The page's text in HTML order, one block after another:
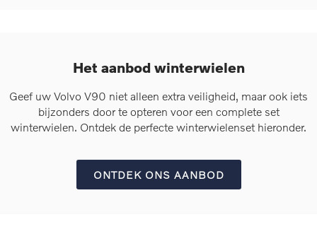
Het aanbod winterwielen
Geef uw Volvo V90 niet alleen extra veiligheid, maar ook iets
bijzonders door te opteren voor een complete set
winterwielen. Ontdek de perfecte winterwielenset hieronder.
ONTDEK ONS AANBOD